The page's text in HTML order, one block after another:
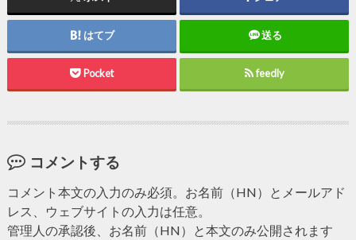
はてブ 送る
Pocket feedly
コメントする
コメント本文の入力のみ必須。お名前（HN）とメールアド
レス、ウェブサイトの入力は任意。
管理人の承認後、お名前（HN）と本文のみ公開されます